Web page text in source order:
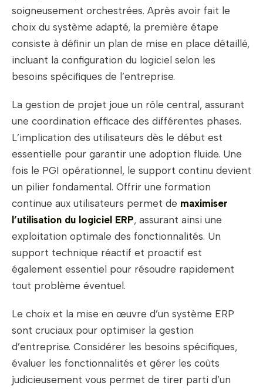
soigneusement orchestrées. Après avoir fait le
choix du système adapté, la première étape
consiste à définir un plan de mise en place détaillé,
incluant la configuration du logiciel selon les
besoins spécifiques de l’entreprise.
La gestion de projet joue un rôle central, assurant
une coordination efficace des différentes phases.
L’implication des utilisateurs dès le début est
essentielle pour garantir une adoption fluide. Une
fois le PGI opérationnel, le support continu devient
un pilier fondamental. Offrir une formation
continue aux utilisateurs permet de maximiser
l’utilisation du logiciel ERP, assurant ainsi une
exploitation optimale des fonctionnalités. Un
support technique réactif et proactif est
également essentiel pour résoudre rapidement
tout problème éventuel.
Le choix et la mise en œuvre d’un système ERP
sont cruciaux pour optimiser la gestion
d’entreprise. Considérer les besoins spécifiques,
évaluer les fonctionnalités et gérer les coûts
judicieusement vous permet de tirer parti d’un